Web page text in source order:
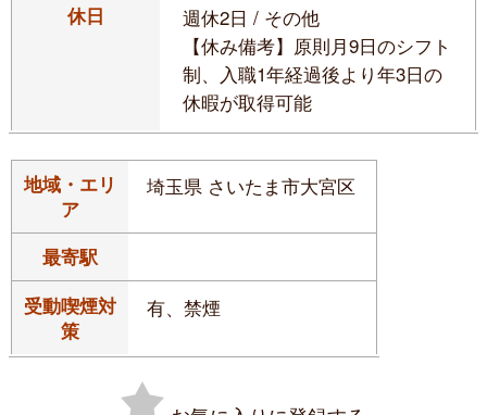
休日
週休2日 / その他
【休み備考】原則月9日のシフト
制、入職1年経過後より年3日の
休暇が取得可能
地域・エリ
ア
埼玉県 さいたま市大宮区
最寄駅
受動喫煙対
策
有、禁煙